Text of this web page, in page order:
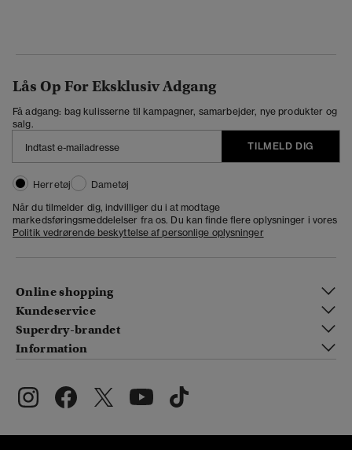
Lås Op For Eksklusiv Adgang
Få adgang: bag kulisserne til kampagner, samarbejder, nye produkter og
salg.
TILMELD DIG
Herretøj
Dametøj
Når du tilmelder dig, indvilliger du i at modtage
markedsføringsmeddelelser fra os. Du kan finde flere oplysninger i vores
Politik vedrørende beskyttelse af personlige oplysninger
Online shopping
Kundeservice
Superdry-brandet
Information